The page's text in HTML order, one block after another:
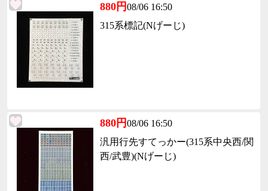
880円08/06 16:50
315系標記(Nげーじ)
880円08/06 16:50
汎用行先すてっかー(315系中央西/関
西/武豊)(Nげーじ)